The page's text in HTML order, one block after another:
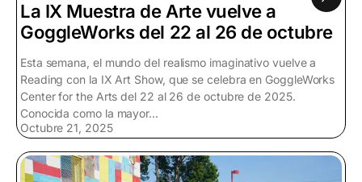
La IX Muestra de Arte vuelve a
GoggleWorks del 22 al 26 de octubre
Esta semana, el mundo del realismo imaginativo vuelve a
Reading con la IX Art Show, que se celebra en GoggleWorks
Center for the Arts del 22 al 26 de octubre de 2025.
Conocida como la mayor...
Octubre 21, 2025